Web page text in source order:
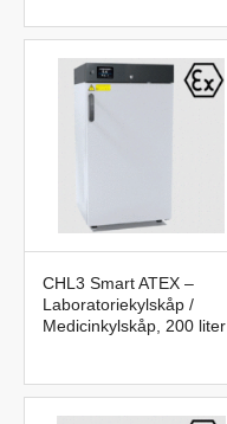
CHL3 Smart ATEX –
Laboratoriekylskåp /
Medicinkylskåp, 200 liter